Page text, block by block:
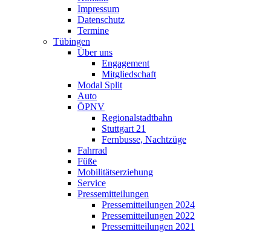
Impressum
Datenschutz
Termine
Tübingen
Über uns
Engagement
Mitgliedschaft
Modal Split
Auto
ÖPNV
Regionalstadtbahn
Stuttgart 21
Fernbusse, Nachtzüge
Fahrrad
Füße
Mobilitätserziehung
Service
Pressemitteilungen
Pressemitteilungen 2024
Pressemitteilungen 2022
Pressemitteilungen 2021